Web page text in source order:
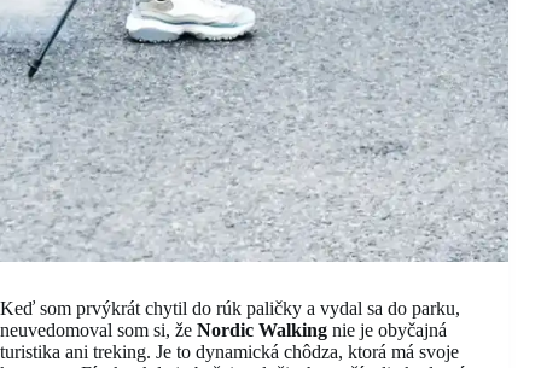
Keď som prvýkrát chytil do rúk paličky a vydal sa do parku,
neuvedomoval som si, že Nordic Walking nie je obyčajná
turistika ani treking. Je to dynamická chôdza, ktorá má svoje